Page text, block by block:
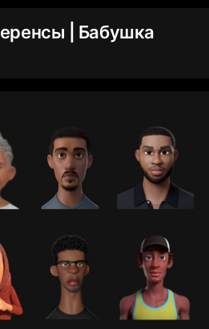
| Бабушка